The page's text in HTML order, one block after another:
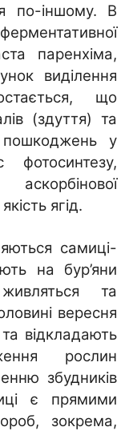
по-іншому. В
паренхіма,
виділення
що
(здуття) та
у
фотосинтезу,
ягід.
самиці-
на бур’яни
та
вересня
відкладають
рослин
збудників
є прямими
зокрема,